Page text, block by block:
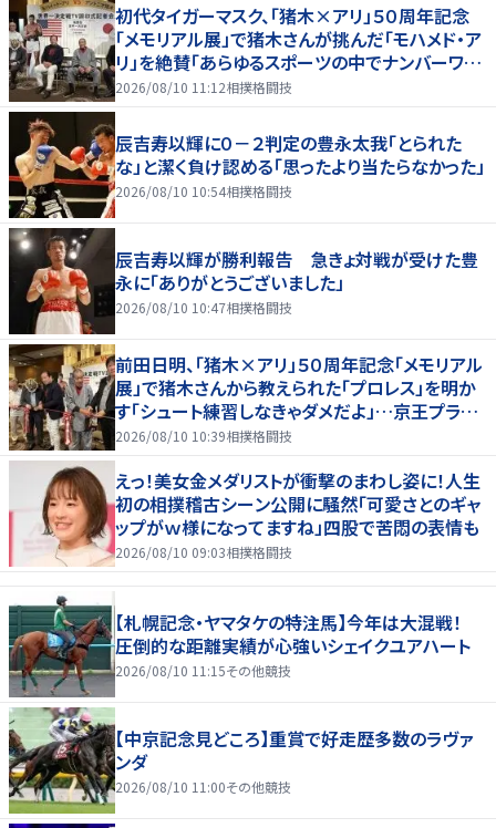
初代タイガーマスク、「猪木×アリ」５０周年記念
「メモリアル展」で猪木さんが挑んだ「モハメド・ア
リ」を絶賛「あらゆるスポーツの中でナンバーワン
の存在」
2026/08/10 11:12相撲格闘技
辰吉寿以輝に０－２判定の豊永太我「とられた
な」と潔く負け認める「思ったより当たらなかった」
2026/08/10 10:54相撲格闘技
辰吉寿以輝が勝利報告 急きょ対戦が受けた豊
永に「ありがとうございました」
2026/08/10 10:47相撲格闘技
前田日明、「猪木×アリ」５０周年記念「メモリアル
展」で猪木さんから教えられた「プロレス」を明か
す「シュート練習しなきゃダメだよ」…京王プラザ
ホテルで３１日まで
2026/08/10 10:39相撲格闘技
えっ！美女金メダリストが衝撃のまわし姿に！人生
初の相撲稽古シーン公開に騒然「可愛さとのギャ
ップがｗ様になってますね」四股で苦悶の表情も
2026/08/10 09:03相撲格闘技
【札幌記念・ヤマタケの特注馬】今年は大混戦！
圧倒的な距離実績が心強いシェイクユアハート
2026/08/10 11:15その他競技
【中京記念見どころ】重賞で好走歴多数のラヴァ
ンダ
2026/08/10 11:00その他競技